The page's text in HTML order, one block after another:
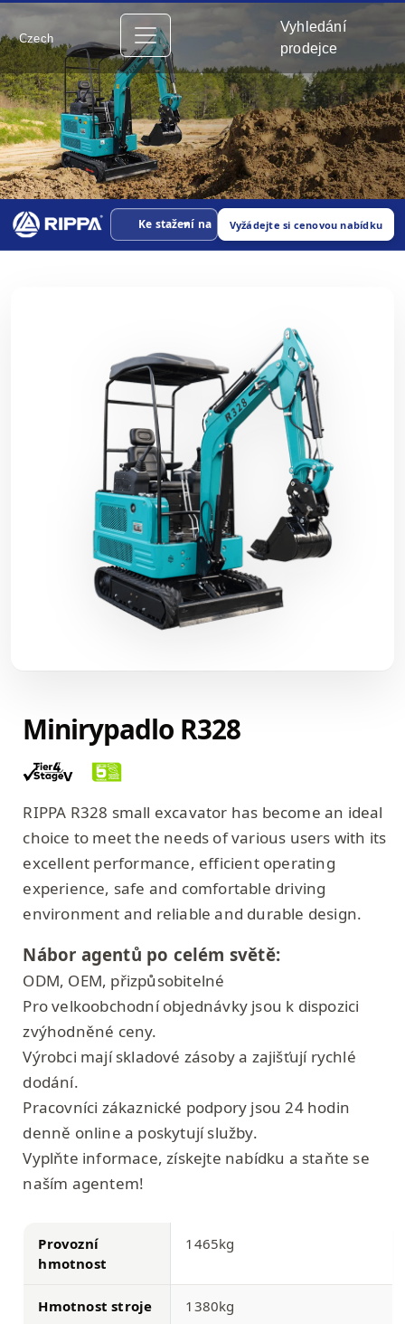
Czech
Vyhledání
prodejce
Ke stažení na Vyžádejte si cenovou nabídku
Minirypadlo R328
RIPPA R328 small excavator has become an ideal
choice to meet the needs of various users with its
excellent performance, efficient operating
experience, safe and comfortable driving
environment and reliable and durable design.
Nábor agentů po celém světě:
ODM, OEM, přizpůsobitelné
Pro velkoobchodní objednávky jsou k dispozici
zvýhodněné ceny.
Výrobci mají skladové zásoby a zajišťují rychlé
dodání.
Pracovníci zákaznické podpory jsou 24 hodin
denně online a poskytují služby.
Vyplňte informace, získejte nabídku a staňte se
naším agentem!
Provozní
hmotnost
1465kg
Hmotnost stroje 1380kg